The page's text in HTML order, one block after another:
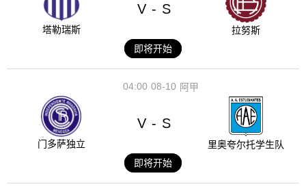
塔勒瑞斯
V - S
拉努斯
即将开始
08-10
04:00 阿甲
门多萨独立
V - S
里奥夸尔托学生队
即将开始